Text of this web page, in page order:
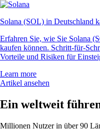
Solana (SOL) in Deutschland
Erfahren Sie, wie Sie Solana
kaufen können. Schritt-für-
Vorteile und Risiken für
Learn more
Artikel ansehen
Ein weltweit
Millionen Nutzer in über 90